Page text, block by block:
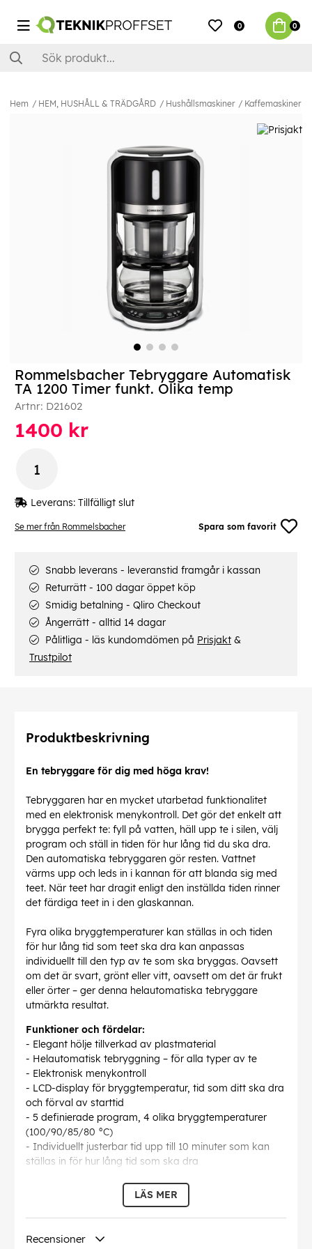
0 0
Hem HEM, HUSHÅLL & TRÄDGÅRD Hushållsmaskiner Kaffemaskiner &
Se mer från Rommelsbacher Spara som favorit
Rommelsbacher Tebryggare Automatisk
TA 1200 Timer funkt. Olika temp
Artnr: D21602
1400 kr
Leverans: Tillfälligt slut
Snabb leverans - leveranstid framgår i kassan
Returrätt - 100 dagar öppet köp
Smidig betalning - Qliro Checkout
Ångerrätt - alltid 14 dagar
Pålitliga - läs kundomdömen på Prisjakt &
Trustpilot
Produktbeskrivning
En tebryggare för dig med höga krav!
Tebryggaren har en mycket utarbetad funktionalitet
med en elektronisk menykontroll. Det gör det enkelt att
brygga perfekt te: fyll på vatten, häll upp te i silen, välj
program och ställ in tiden för hur lång tid du ska dra.
Den automatiska tebryggaren gör resten. Vattnet
värms upp och leds in i kannan för att blanda sig med
teet. När teet har dragit enligt den inställda tiden rinner
det färdiga teet in i den glaskannan.
Fyra olika bryggtemperaturer kan ställas in och tiden
för hur lång tid som teet ska dra kan anpassas
individuellt till den typ av te som ska bryggas. Oavsett
om det är svart, grönt eller vitt, oavsett om det är frukt
eller örter – ger denna helautomatiska tebryggare
utmärkta resultat.
Funktioner och fördelar:
- Elegant hölje tillverkad av plastmaterial
- Helautomatisk tebryggning – för alla typer av te
- Elektronisk menykontroll
- LCD-display för bryggtemperatur, tid som ditt ska dra
och förval av starttid
- 5 definierade program, 4 olika bryggtemperaturer
(100/90/85/80 °C)
- Individuellt justerbar tid upp till 10 minuter som kan
ställas in för hur lång tid som ska dra
- 30 minuter varmhållningsfunktion med automatisk
- Integrerat säkerhetssystem
- Vattenbehållare på 1 liter, med vattennivåindikator
LÄS MER
Recensioner